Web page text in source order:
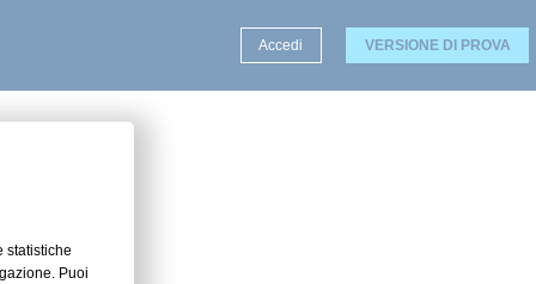
Accedi VERSIONE DI PROVA